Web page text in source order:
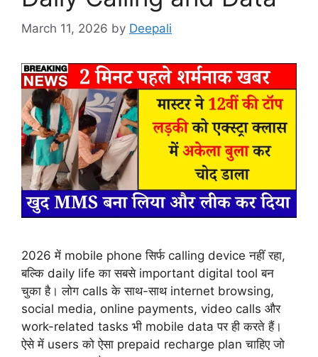
March 11, 2026 by Deepali
2026 में mobile phone सिर्फ calling device नहीं रहा,
बल्कि daily life का सबसे important digital tool बन
चुका है। लोग calls के साथ-साथ internet browsing,
social media, online payments, video calls और
work-related tasks भी mobile data पर ही करते हैं।
ऐसे में users को ऐसा prepaid recharge plan चाहिए जो